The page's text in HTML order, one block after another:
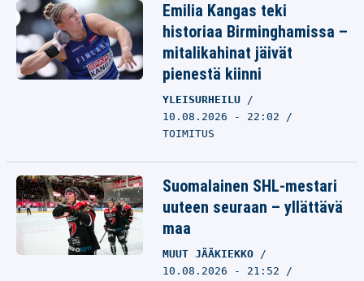
Emilia Kangas teki
historiaa Birminghamissa –
mitalikahinat jäivät
pienestä kiinni
YLEISURHEILU
10.08.2026 - 22:02
TOIMITUS
Suomalainen SHL-mestari
uuteen seuraan – yllättävä
maa
MUUT JÄÄKIEKKO
10.08.2026 - 21:52